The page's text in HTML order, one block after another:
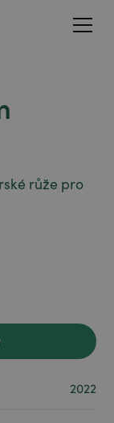
růže pro
2022